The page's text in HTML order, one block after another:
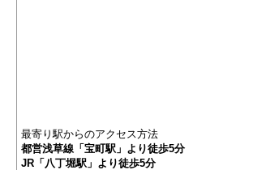
最寄り駅からのアクセス方法
都営浅草線「宝町駅」より徒歩5分
JR「八丁堀駅」より徒歩5分